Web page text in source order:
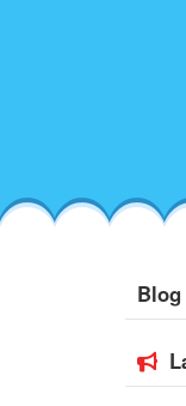
Blog